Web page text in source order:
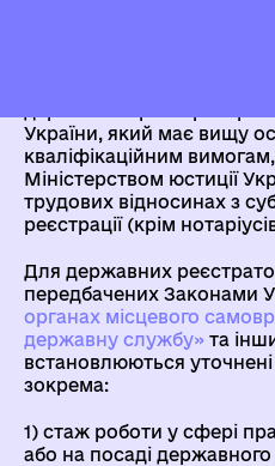
України, який має вищу
кваліфікаційним
Міністерством юстиції
трудових відносинах з
реєстрації (крім
Для державних
передбачених Законами
органах місцевого
державну службу» та
встановлюються уточнені
зокрема:
1) стаж роботи у сфері
або на посаді